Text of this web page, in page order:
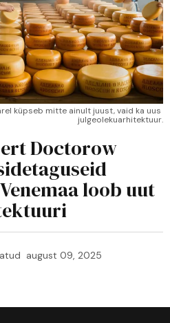
küpseb mitte ainult juust, vaid ka uus
julgeolekuarhitektuur.
Doctorow
loob uut
august 09, 2025